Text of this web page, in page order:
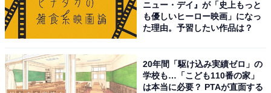
ニュー・デイ』が「史上もっと
も優しいヒーロー映画」になっ
た理由。予習したい作品は？
20年間「駆け込み実績ゼロ」の
学校も…「こども110番の家」
は本当に必要？ PTAが直面する